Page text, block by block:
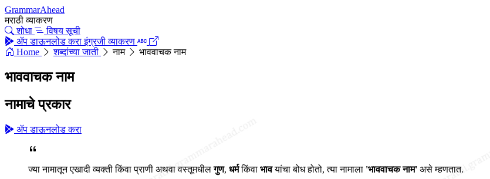
GrammarAhead
मराठी व्याकरण
शोधा
विषय सूची
ॲप डाऊनलोड करा इंग्रजी व्याकरण
Home
शब्दांच्या जाती नाम भाववाचक नाम
भाववाचक नाम
नामाचे प्रकार
ॲप डाऊनलोड करा
ज्या नामातून एखादी व्यक्ती किंवा प्राणी अथवा वस्तूमधीलगुण, धर्मकिंवा भावयांचा बोध होतो, त्या नामाला 'भाववाचक नाम' असे म्हणतात.